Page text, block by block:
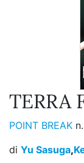
TERRA
POINT BREAK
di Yu Sasuga,